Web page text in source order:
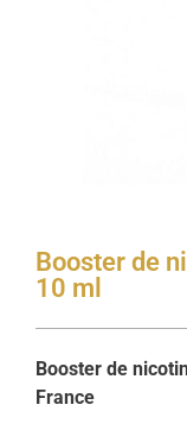
Booster de
10 ml
Booster de
France